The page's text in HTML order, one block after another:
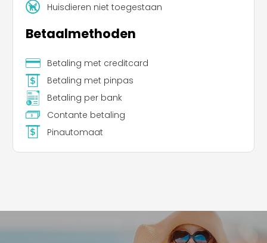
Huisdieren niet toegestaan
Betaalmethoden
Betaling met creditcard
Betaling met pinpas
Betaling per bank
Contante betaling
Pinautomaat